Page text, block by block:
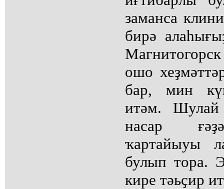
заманса
бирә
ошо
бар, мин
итәм. Шулай
насар
ҡартайыуы
булып тора.
кире тәьҫир